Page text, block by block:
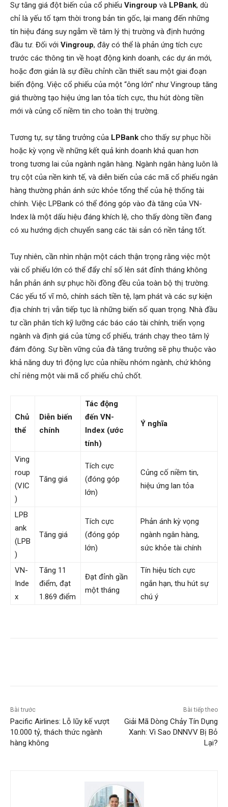
Sự tăng giá đột biến của cổ phiếu Vingroup và LPBank, dù
chỉ là yếu tố tạm thời trong bản tin gốc, lại mang đến những
tín hiệu đáng suy ngẫm về tâm lý thị trường và định hướng
đầu tư. Đối với Vingroup, đây có thể là phản ứng tích cực
trước các thông tin về hoạt động kinh doanh, các dự án mới,
hoặc đơn giản là sự điều chỉnh cần thiết sau một giai đoạn
biến động. Việc cổ phiếu của một “ông lớn” như Vingroup tăng
giá thường tạo hiệu ứng lan tỏa tích cực, thu hút dòng tiền
mới và củng cố niềm tin cho toàn thị trường.
Tương tự, sự tăng trưởng của LPBank cho thấy sự phục hồi
hoặc kỳ vọng về những kết quả kinh doanh khả quan hơn
trong tương lai của ngành ngân hàng. Ngành ngân hàng luôn là
trụ cột của nền kinh tế, và diễn biến của các mã cổ phiếu ngân
hàng thường phản ánh sức khỏe tổng thể của hệ thống tài
chính. Việc LPBank có thể đóng góp vào đà tăng của VN-
Index là một dấu hiệu đáng khích lệ, cho thấy dòng tiền đang
có xu hướng dịch chuyển sang các tài sản có nền tảng tốt.
Tuy nhiên, cần nhìn nhận một cách thận trọng rằng việc một
vài cổ phiếu lớn có thể đẩy chỉ số lên sát đỉnh tháng không
hẳn phản ánh sự phục hồi đồng đều của toàn bộ thị trường.
Các yếu tố vĩ mô, chính sách tiền tệ, lạm phát và các sự kiện
địa chính trị vẫn tiếp tục là những biến số quan trọng. Nhà đầu
tư cần phân tích kỹ lưỡng các báo cáo tài chính, triển vọng
ngành và định giá của từng cổ phiếu, tránh chạy theo tâm lý
đám đông. Sự bền vững của đà tăng trưởng sẽ phụ thuộc vào
khả năng duy trì động lực của nhiều nhóm ngành, chứ không
chỉ riêng một vài mã cổ phiếu chủ chốt.
Chủ
thể
Diễn biến
chính
Tác động
đến VN-
Index (ước
tính)
Ý nghĩa
Ving
roup
(VIC
)
Tăng giá
Tích cực
(đóng góp
lớn)
Củng cố niềm tin,
hiệu ứng lan tỏa
LPB
ank
(LPB
)
Tăng giá
Tích cực
(đóng góp
lớn)
Phản ánh kỳ vọng
ngành ngân hàng,
sức khỏe tài chính
VN-
Inde
x
Tăng 11
điểm, đạt
1.869 điểm
Đạt đỉnh gần
một tháng
Tín hiệu tích cực
ngắn hạn, thu hút sự
chú ý
Bài trước
Pacific Airlines: Lỗ lũy kế vượt
10.000 tỷ, thách thức ngành
hàng không
Bài tiếp theo
Giải Mã Dòng Chảy Tín Dụng
Xanh: Vì Sao DNNVV Bị Bỏ
Lại?